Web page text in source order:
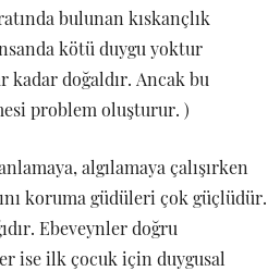
bulunan kıskançlık
kötü duygu yoktur
kadar doğaldır. Ancak bu
problem oluşturur. )
algılamaya çalışırken
koruma güdüleri çok güçlüdür.
Ebeveynler doğru
ise ilk çocuk için duygusal